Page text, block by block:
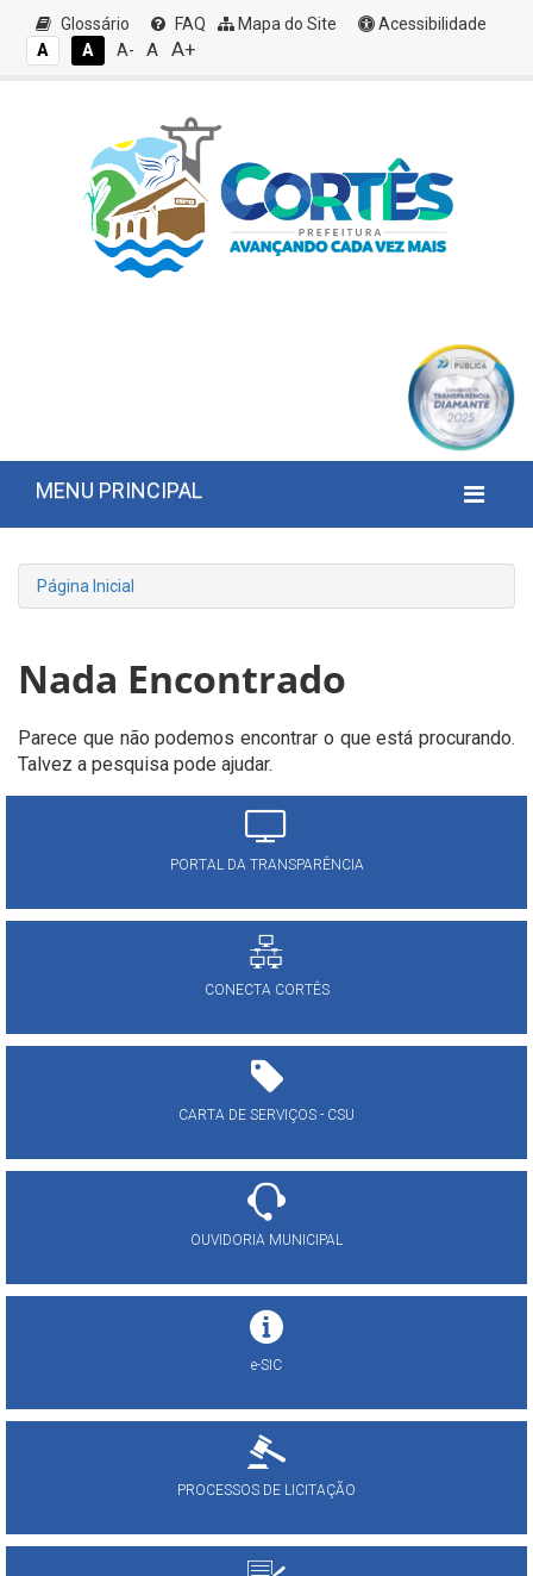
Glossário FAQ Mapa do Site
Acessibilidade
A
A A- A A+
MENU PRINCIPAL
Página Inicial
Nada Encontrado
Parece que não podemos encontrar o que está procurando.
Talvez a pesquisa pode ajudar.
PORTAL DA TRANSPARÊNCIA
CONECTA CORTÊS
CARTA DE SERVIÇOS - CSU
OUVIDORIA MUNICIPAL
e-SIC
PROCESSOS DE LICITAÇÃO